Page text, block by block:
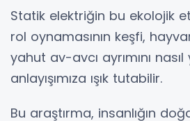
Statik elektriğin bu ekolojik
rol oynamasının keşfi,
yahut av-avcı ayrımını
anlayışımıza ışık tutabilir.
Bu araştırma, insanlığın